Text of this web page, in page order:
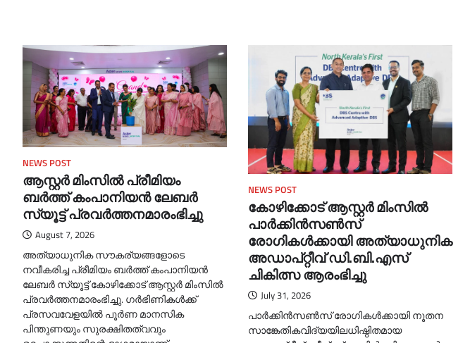
NEWS POST
ആസ്റ്റർ മിംസിൽ പ്രീമിയം
ബർത്ത് കംപാനിയൻ ലേബർ
സ്യൂട്ട് പ്രവർത്തനമാരംഭിച്ചു
August 7, 2026
അത്യാധുനിക സൗകര്യങ്ങളോടെ
നവീകരിച്ച പ്രീമിയം ബർത്ത് കംപാനിയൻ
ലേബർ സ്യൂട്ട് കോഴിക്കോട് ആസ്റ്റർ മിംസിൽ
പ്രവർത്തനമാരംഭിച്ചു. ഗർഭിണികൾക്ക്
പ്രസവവേളയിൽ പൂർണ മാനസിക
പിന്തുണയും സുരക്ഷിതത്വവും
NEWS POST
കോഴിക്കോട് ആസ്റ്റർ മിംസിൽ
പാർക്കിൻസൺസ്
രോഗികൾക്കായി അത്യാധുനിക
അഡാപ്റ്റീവ് ഡി.ബി.എസ്
ചികിത്സ ആരംഭിച്ചു
July 31, 2026
പാർക്കിൻസൺസ് രോഗികൾക്കായി നൂതന
സാങ്കേതികവിദ്യയിലധിഷ്ഠിതമായ